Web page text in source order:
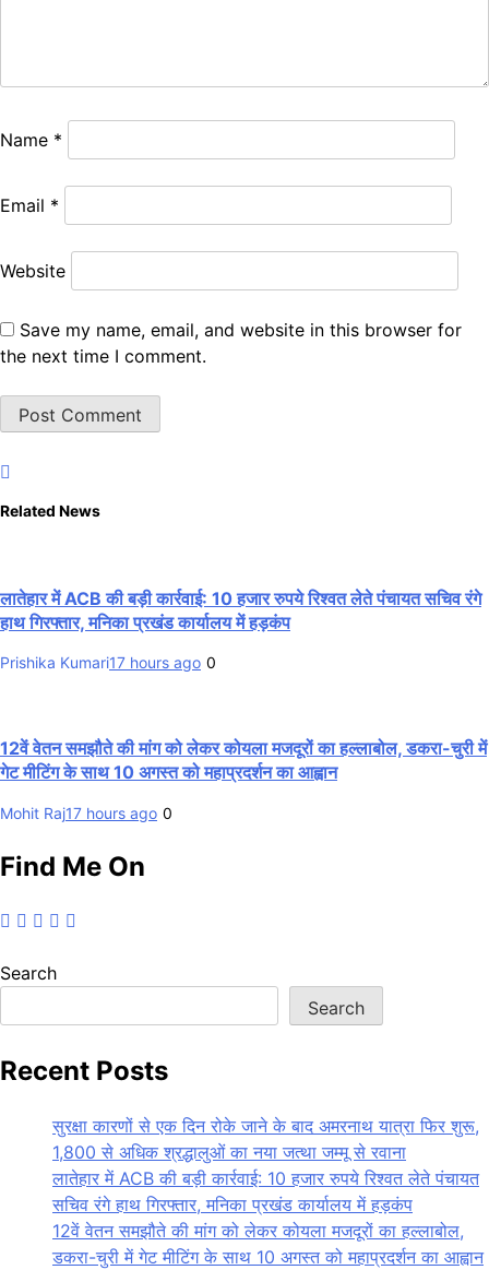
Name *
Email *
Website
Save my name, email, and website in this browser for
the next time I comment.
Related News
लातेहार में ACB की बड़ी कार्रवाई: 10 हजार रुपये रिश्वत लेते पंचायत सचिव रंगे
हाथ गिरफ्तार, मनिका प्रखंड कार्यालय में हड़कंप
Prishika Kumari17 hours ago 0
12वें वेतन समझौते की मांग को लेकर कोयला मजदूरों का हल्लाबोल, डकरा-चुरी में
गेट मीटिंग के साथ 10 अगस्त को महाप्रदर्शन का आह्वान
Mohit Raj17 hours ago 0
Find Me On
Search
Search
Recent Posts
सुरक्षा कारणों से एक दिन रोके जाने के बाद अमरनाथ यात्रा फिर शुरू,
1,800 से अधिक श्रद्धालुओं का नया जत्था जम्मू से रवाना
लातेहार में ACB की बड़ी कार्रवाई: 10 हजार रुपये रिश्वत लेते पंचायत
सचिव रंगे हाथ गिरफ्तार, मनिका प्रखंड कार्यालय में हड़कंप
12वें वेतन समझौते की मांग को लेकर कोयला मजदूरों का हल्लाबोल,
डकरा-चुरी में गेट मीटिंग के साथ 10 अगस्त को महाप्रदर्शन का आह्वान